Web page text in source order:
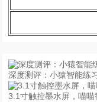
深度测评：小猿智能练
3.1寸触控墨水屏，喵